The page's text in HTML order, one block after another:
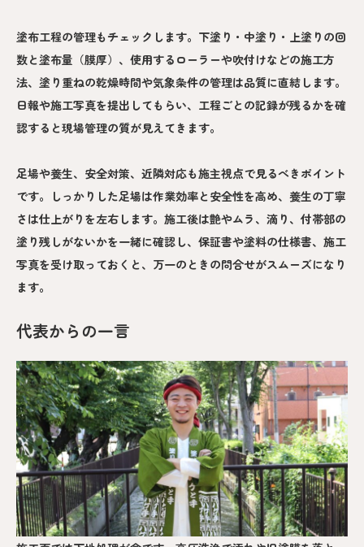
塗布工程の管理もチェックします。下塗り・中塗り・上塗りの回
数と塗布量（膜厚）、使用するローラーや吹付けなどの施工方
法、塗り重ねの乾燥時間や気象条件の管理は品質に直結します。
日報や施工写真を提出してもらい、工程ごとの記録が残るかを確
認すると現場管理の質が見えてきます。
足場や養生、安全対策、近隣対応も施主視点で見るべきポイント
です。しっかりした足場は作業効率と安全性を高め、養生の丁寧
さは仕上がりを左右します。施工後は艶やムラ、滴り、付帯部の
塗り残しがないかを一緒に確認し、保証書や塗料の仕様書、施工
写真を受け取っておくと、万一のときの問合せがスムーズになり
ます。
代表からの一言